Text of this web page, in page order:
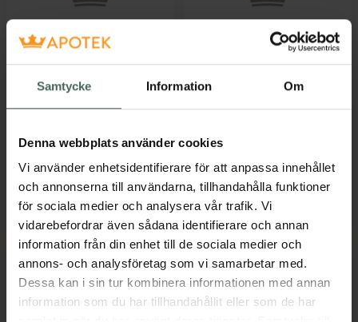
Samtycke Information Om
Denna webbplats använder cookies
Vi använder enhetsidentifierare för att anpassa innehållet
och annonserna till användarna, tillhandahålla funktioner
för sociala medier och analysera vår trafik. Vi
vidarebefordrar även sådana identifierare och annan
information från din enhet till de sociala medier och
annons- och analysföretag som vi samarbetar med.
Dessa kan i sin tur kombinera informationen med annan
information som du har tillhandahållit eller som de har
Sanify Pocket Spray
Lilla My
Handdesinfektion 20
34,90 kr
KöpSanify Pocket Spray Lilla My, 34.9 kr.
Sanify Pocket Spray
Muminpappa
Handdesinfektion 20
49 kr
Köp